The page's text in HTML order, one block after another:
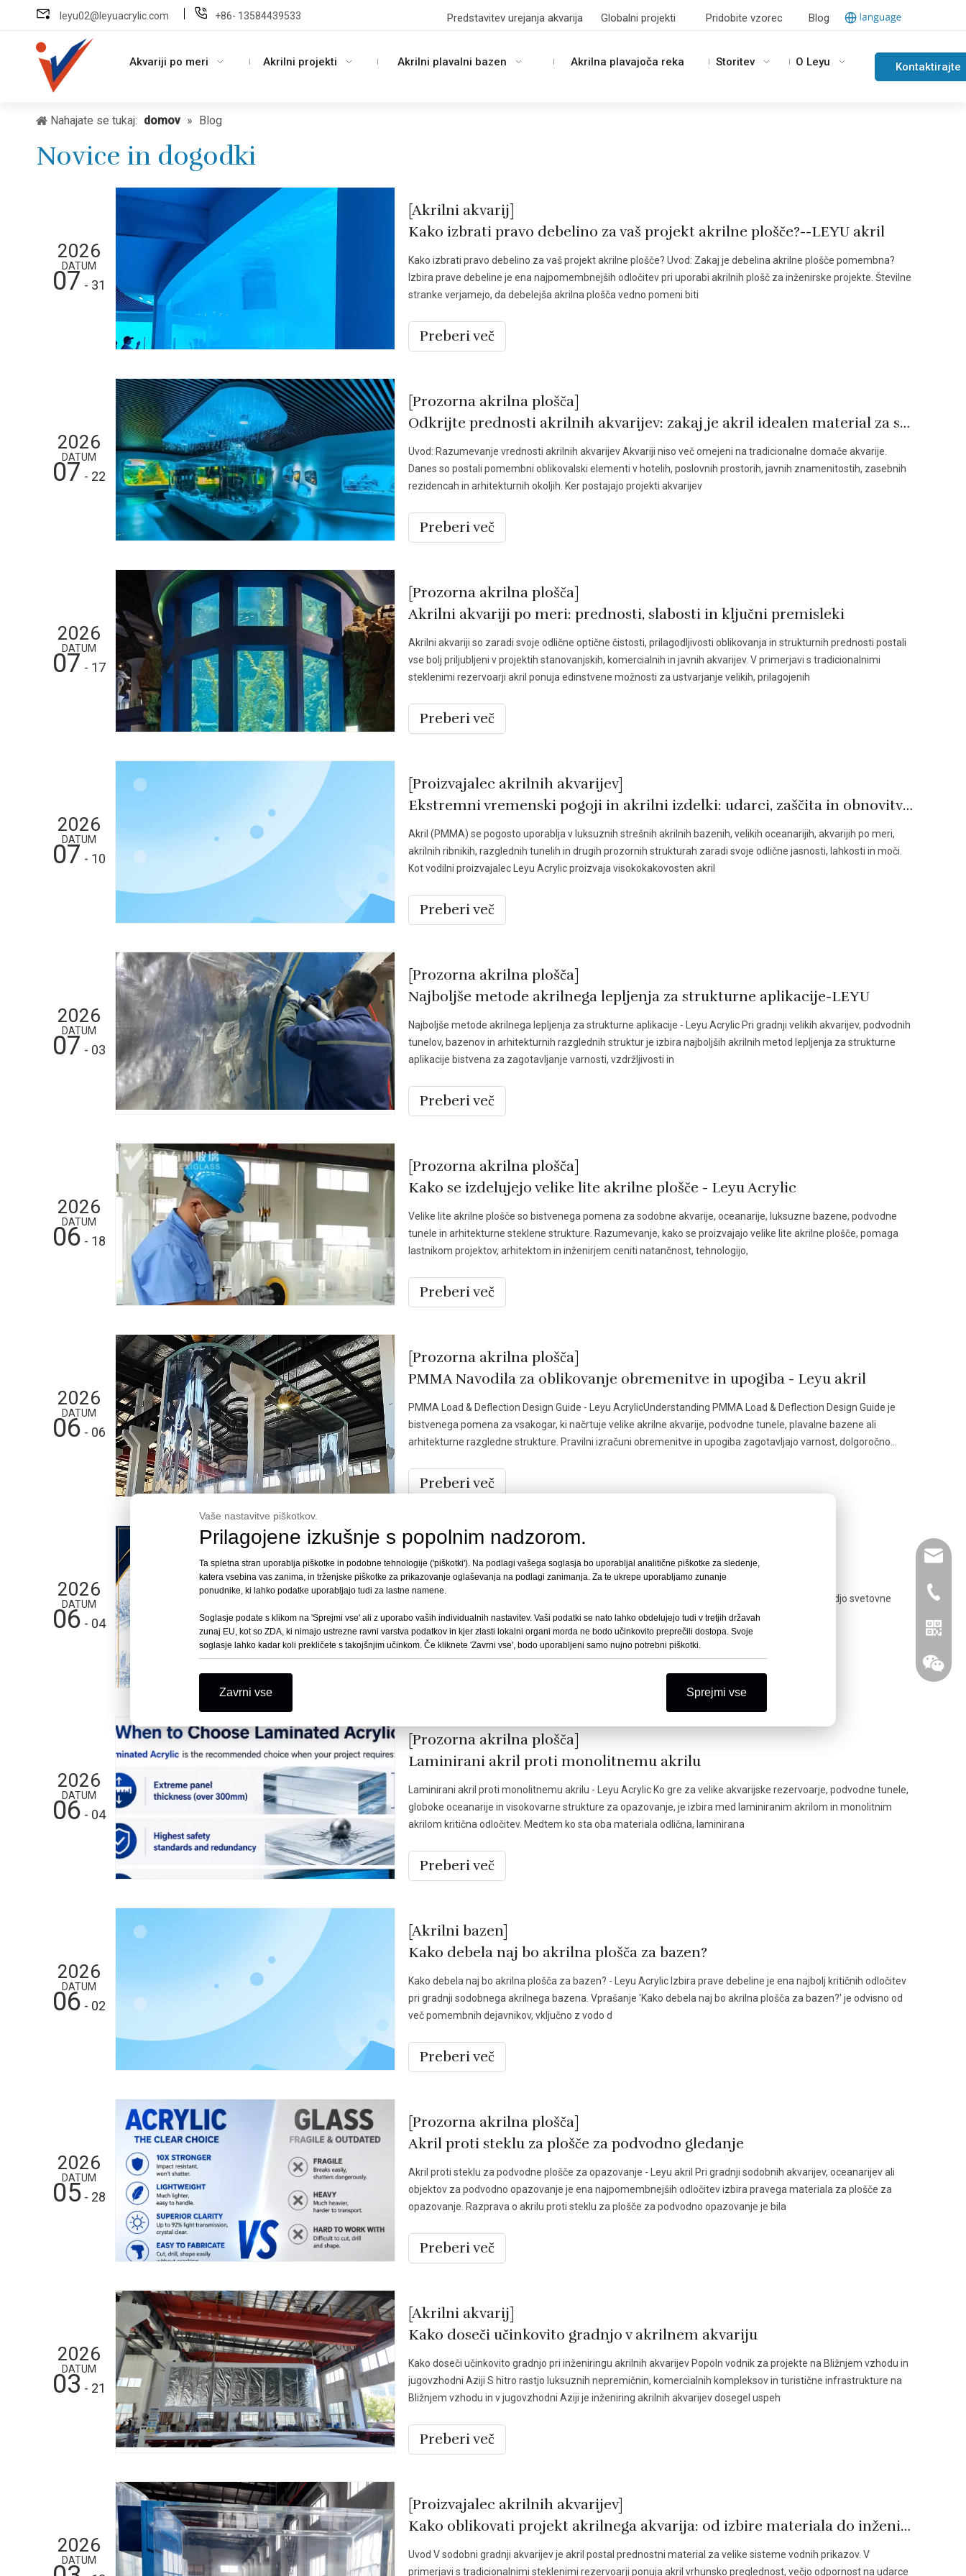
leyu02@leyuacrylic.com +86- 13584439533 Predstavitev urejanja akvarija Globalni projekti Pridobite vzorec Blog
Akvariji po meri Akrilni projekti Akrilni plavalni bazen Akrilna plavajoča reka Storitev O Leyu Kontaktirajte
Nahajate se tukaj: domov » Blog
Novice in dogodki
2026
DATUM
07 - 31
[Akrilni akvarij]
Kako izbrati pravo debelino za vaš projekt akrilne plošče?--LEYU akril
Kako izbrati pravo debelino za vaš projekt akrilne plošče? Uvod: Zakaj je debelina akrilne plošče pomembna?
Izbira prave debeline je ena najpomembnejših odločitev pri uporabi akrilnih plošč za inženirske projekte. Številne
stranke verjamejo, da debelejša akrilna plošča vedno pomeni biti
Preberi več
2026
DATUM
07 - 22
[Prozorna akrilna plošča]
Odkrijte prednosti akrilnih akvarijev: zakaj je akril idealen material za sodobne akvarijske projekte
Uvod: Razumevanje vrednosti akrilnih akvarijev Akvariji niso več omejeni na tradicionalne domače akvarije.
Danes so postali pomembni oblikovalski elementi v hotelih, poslovnih prostorih, javnih znamenitostih, zasebnih
rezidencah in arhitekturnih okoljih. Ker postajajo projekti akvarijev
Preberi več
2026
DATUM
07 - 17
[Prozorna akrilna plošča]
Akrilni akvariji po meri: prednosti, slabosti in ključni premisleki
Akrilni akvariji so zaradi svoje odlične optične čistosti, prilagodljivosti oblikovanja in strukturnih prednosti postali
vse bolj priljubljeni v projektih stanovanjskih, komercialnih in javnih akvarijev. V primerjavi s tradicionalnimi
steklenimi rezervoarji akril ponuja edinstvene možnosti za ustvarjanje velikih, prilagojenih
Preberi več
2026
DATUM
07 - 10
[Proizvajalec akrilnih akvarijev]
Ekstremni vremenski pogoji in akrilni izdelki: udarci, zaščita in obnovitveni ukrepi – Leyu Acrylic
Akril (PMMA) se pogosto uporablja v luksuznih strešnih akrilnih bazenih, velikih oceanarijih, akvarijih po meri,
akrilnih ribnikih, razglednih tunelih in drugih prozornih strukturah zaradi svoje odlične jasnosti, lahkosti in moči.
Kot vodilni proizvajalec Leyu Acrylic proizvaja visokokakovosten akril
Preberi več
2026
DATUM
07 - 03
[Prozorna akrilna plošča]
Najboljše metode akrilnega lepljenja za strukturne aplikacije-LEYU
Najboljše metode akrilnega lepljenja za strukturne aplikacije - Leyu Acrylic Pri gradnji velikih akvarijev, podvodnih
tunelov, bazenov in arhitekturnih razglednih struktur je izbira najboljših akrilnih metod lepljenja za strukturne
aplikacije bistvena za zagotavljanje varnosti, vzdržljivosti in
Preberi več
2026
DATUM
06 - 18
[Prozorna akrilna plošča]
Kako se izdelujejo velike lite akrilne plošče - Leyu Acrylic
Velike lite akrilne plošče so bistvenega pomena za sodobne akvarije, oceanarije, luksuzne bazene, podvodne
tunele in arhitekturne steklene strukture. Razumevanje, kako se proizvajajo velike lite akrilne plošče, pomaga
lastnikom projektov, arhitektom in inženirjem ceniti natančnost, tehnologijo,
Preberi več
2026
DATUM
06 - 06
[Prozorna akrilna plošča]
PMMA Navodila za oblikovanje obremenitve in upogiba - Leyu akril
PMMA Load & Deflection Design Guide - Leyu AcrylicUnderstanding PMMA Load & Deflection Design Guide je
bistvenega pomena za vsakogar, ki načrtuje velike akrilne akvarije, podvodne tunele, plavalne bazene ali
arhitekturne razgledne strukture. Pravilni izračuni obremenitve in upogiba zagotavljajo varnost, dolgoročno
Preberi več
2026
DATUM
06 - 04
[Zadnje korporativne novice - LEYU]
Leyu akril | Obvestilo ekipe
Z veseljem pozdravljamo Georgea Papoutsoglouja v družini Leyu Acrylic kot našega novega vodjo svetovne
prodaje in poslovnega razvoja, ki začne veljati 1. junija 2026.
2026
DATUM
06 - 04
[Prozorna akrilna plošča]
Laminirani akril proti monolitnemu akrilu
Laminirani akril proti monolitnemu akrilu - Leyu Acrylic Ko gre za velike akvarijske rezervoarje, podvodne tunele,
globoke oceanarije in visokovarne strukture za opazovanje, je izbira med laminiranim akrilom in monolitnim
akrilom kritična odločitev. Medtem ko sta oba materiala odlična, laminirana
Preberi več
2026
DATUM
06 - 02
[Akrilni bazen]
Kako debela naj bo akrilna plošča za bazen?
Kako debela naj bo akrilna plošča za bazen? - Leyu Acrylic Izbira prave debeline je ena najbolj kritičnih odločitev
pri gradnji sodobnega akrilnega bazena. Vprašanje 'Kako debela naj bo akrilna plošča za bazen?' je odvisno od
več pomembnih dejavnikov, vključno z vodo d
Preberi več
2026
DATUM
05 - 28
[Prozorna akrilna plošča]
Akril proti steklu za plošče za podvodno gledanje
Akril proti steklu za podvodne plošče za opazovanje - Leyu akril Pri gradnji sodobnih akvarijev, oceanarijev ali
objektov za podvodno opazovanje je ena najpomembnejših odločitev izbira pravega materiala za plošče za
opazovanje. Razprava o akrilu proti steklu za plošče za podvodno opazovanje je bila
Preberi več
2026
DATUM
03 - 21
[Akrilni akvarij]
Kako doseči učinkovito gradnjo v akrilnem akvariju
Kako doseči učinkovito gradnjo pri inženiringu akrilnih akvarijev Popoln vodnik za projekte na Bližnjem vzhodu in
jugovzhodni Aziji S hitro rastjo luksuznih nepremičnin, komercialnih kompleksov in turistične infrastrukture na
Bližnjem vzhodu in v jugovzhodni Aziji je inženiring akrilnih akvarijev dosegel uspeh
Preberi več
2026
DATUM
[Proizvajalec akrilnih akvarijev]
Kako oblikovati projekt akrilnega akvarija: od izbire materiala do inženirskega načrtovanja
Uvod V sodobni gradnji akvarijev je akril postal prednostni material za velike sisteme vodnih prikazov. V
primerjavi s tradicionalnimi steklenimi rezervoarji ponuja akril vrhunsko preglednost, večjo odpornost na udarce
+86-
Vaše nastavitve piškotkov.
Prilagojene izkušnje s popolnim nadzorom.
Ta spletna stran uporablja piškotke in podobne tehnologije ('piškotki'). Na podlagi vašega soglasja bo uporabljal analitične piškotke za sledenje,
katera vsebina vas zanima, in trženjske piškotke za prikazovanje oglaševanja na podlagi zanimanja. Za te ukrepe uporabljamo zunanje
ponudnike, ki lahko podatke uporabljajo tudi za lastne namene.
Soglasje podate s klikom na 'Sprejmi vse' ali z uporabo vaših individualnih nastavitev. Vaši podatki se nato lahko obdelujejo tudi v tretjih državah
zunaj EU, kot so ZDA, ki nimajo ustrezne ravni varstva podatkov in kjer zlasti lokalni organi morda ne bodo učinkovito preprečili dostopa. Svoje
soglasje lahko kadar koli prekličete s takojšnjim učinkom. Če kliknete 'Zavrni vse', bodo uporabljeni samo nujno potrebni piškotki.
Zavrni vse Sprejmi vse